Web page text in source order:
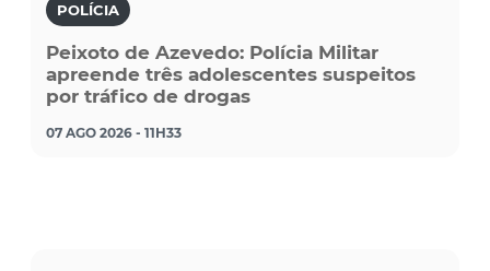
POLÍCIA
Peixoto de Azevedo: Polícia Militar
apreende três adolescentes suspeitos
por tráfico de drogas
07 AGO 2026 - 11H33